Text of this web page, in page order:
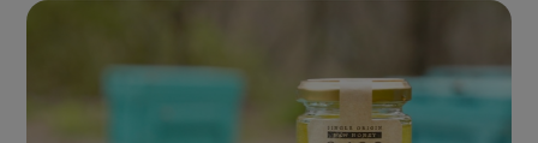
シングルオリジンハニー